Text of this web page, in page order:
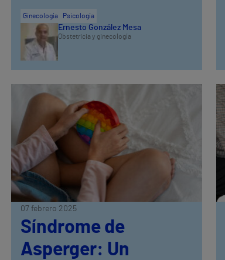
Ginecología Psicología
Ernesto González Mesa
Obstetricia y ginecología
07 febrero 2025
Síndrome de
Asperger: Un